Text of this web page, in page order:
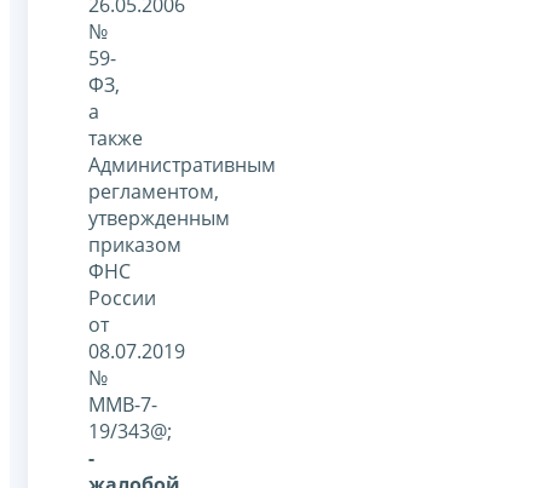
№
59-
ФЗ,
а
также
Административным
регламентом,
утвержденным
приказом
ФНС
России
от
08.07.2019
№
ММВ-7-
19/343@;
-